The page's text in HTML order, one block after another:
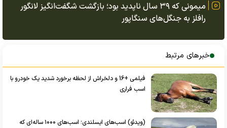
میمونی که ۳۹ سال ناپدید بود؛ بازگشت شگفت‌انگیز لانگور
رافلز به جنگل‌های سنگاپور
خبرهای مرتبط
فیلمی +16 و دلخراش از لحظه برخورد شدید یک خودرو با
اسب فراری
(ویدئو) اسب‌های ایسلندی؛ اسب‌های ۱۰۰۰ ساله‌ای که